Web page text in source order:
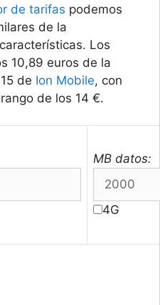
de tarifas podemos
de la
Los
10,89 euros de la
de Ion Mobile, con
de los 14 €.
MB datos:
4G